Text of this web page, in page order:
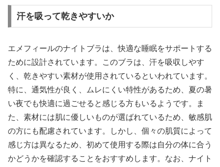
汗を吸って乾きやすいか
エメフィールのナイトブラは、快適な睡眠をサポートする
ために設計されています。このブラは、汗を吸収しやす
く、乾きやすい素材が使用されているといわれています。
特に、通気性が良く、ムレにくい特性があるため、夏の暑
い夜でも快適に過ごせると感じる方もいるようです。ま
た、素材には肌に優しいものが選ばれているため、敏感肌
の方にも配慮されています。しかし、個々の肌質によって
感じ方は異なるため、初めて使用する際は自分の体に合う
かどうかを確認することをおすすめします。なお、ナイト